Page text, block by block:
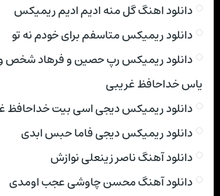
دانلود اهنگ گل منه ادیم ادیم ریمیکس
دانلود ریمیکس متاسفم برای خودم نه تو
دانلود ریمیکس رپ حصین و فرهاد
یاس خداحافظ غریبی
دانلود ریمیکس دیجی اسی بیت خداحافظ
دانلود ریمیکس دیجی فاما حبس ابدی
دانلود آهنگ ناصر زینعلی نوازش
دانلود آهنگ محسن چاوشی عجب اومدی